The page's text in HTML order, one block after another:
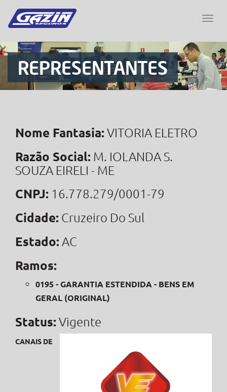
REPRESENTANTES
Nome Fantasia: VITORIA ELETRO
Razão Social: M. IOLANDA S.
SOUZA EIRELI - ME
CNPJ: 16.778.279/0001-79
Cidade: Cruzeiro Do Sul
Estado: AC
Ramos:
0195 - GARANTIA ESTENDIDA - BENS EM
GERAL (ORIGINAL)
Status: Vigente
CANAIS DE